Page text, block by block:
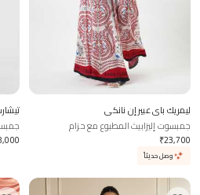
ليمريك باي عبير إن نانكي
جمبسوت إليزابيث المطبوع مع حزام
₹23,700
وصل حديثاً